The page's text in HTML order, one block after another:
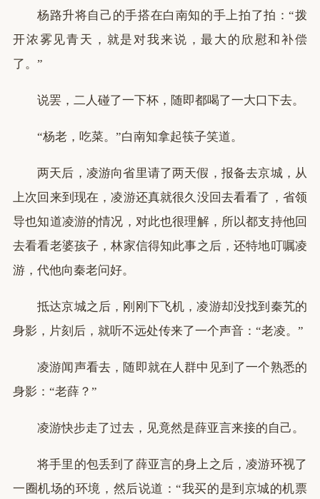
杨路升将自己的手搭在白南知的手上拍了拍：“拨
开浓雾见青天，就是对我来说，最大的欣慰和补偿
了。”
说罢，二人碰了一下杯，随即都喝了一大口下去。
“杨老，吃菜。”白南知拿起筷子笑道。
两天后，凌游向省里请了两天假，报备去京城，从
上次回来到现在，凌游还真就很久没回去看看了，省领
导也知道凌游的情况，对此也很理解，所以都支持他回
去看看老婆孩子，林家信得知此事之后，还特地叮嘱凌
游，代他向秦老问好。
抵达京城之后，刚刚下飞机，凌游却没找到秦艽的
身影，片刻后，就听不远处传来了一个声音：“老凌。”
凌游闻声看去，随即就在人群中见到了一个熟悉的
身影：“老薛？”
凌游快步走了过去，见竟然是薛亚言来接的自己。
将手里的包丢到了薛亚言的身上之后，凌游环视了
一圈机场的环境，然后说道：“我买的是到京城的机票